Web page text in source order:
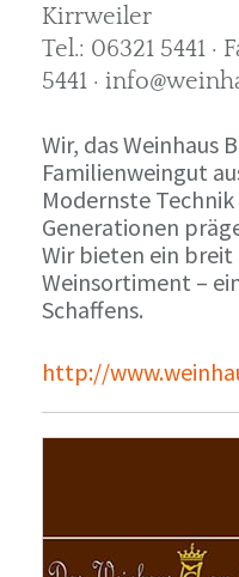
Kirrweiler
Tel.: 06321 5441 ·
5441 ·
Wir, das Weinhaus
Familienweingut
Modernste
Generationen
Wir bieten ein
Weinsortiment –
Schaffens.
http://